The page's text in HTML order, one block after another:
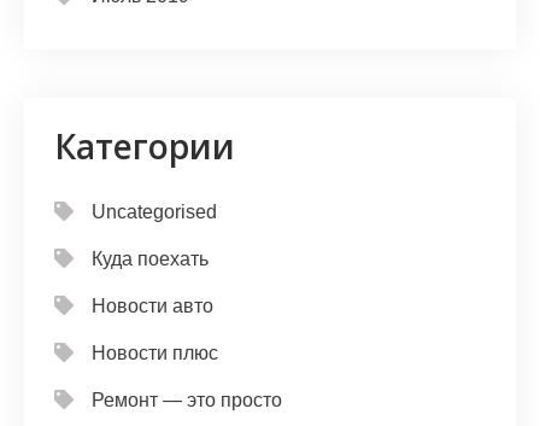
Категории
Uncategorised
Куда поехать
Новости авто
Новости плюс
Ремонт — это просто